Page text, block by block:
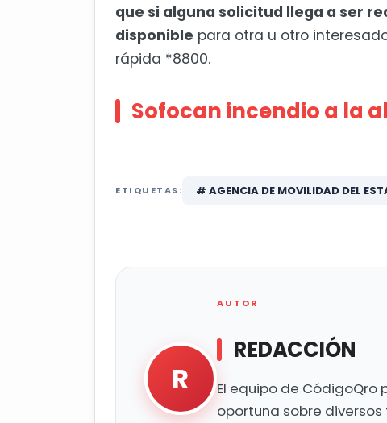
que si alguna solicitud llega a ser
disponible para otra u otro
rápida *8800.
Sofocan incendio a la
ETIQUETAS: # AGENCIA DE MOVILIDAD DEL
R
AUTOR
REDACCIÓN
El equipo de
oportuna sobre